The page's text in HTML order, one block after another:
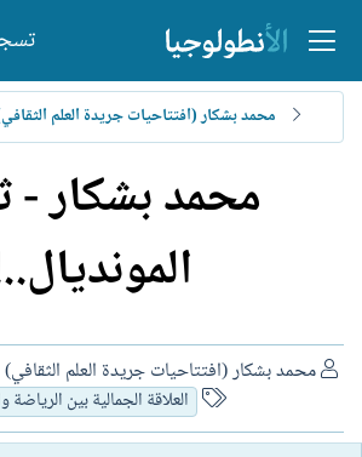
محمد بشكار (افتتاحيات جريدة العلم
محمد بشكار -
ا
ك
محمد بشكار (افتتاحيات جريدة العلم الثقافي)
ا
س
العلاقة الجمالية بين الرياضة